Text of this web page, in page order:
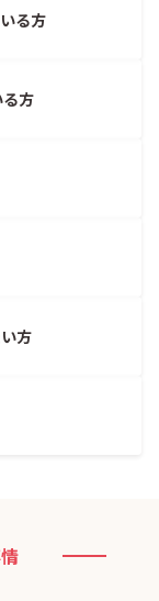
る方
方
方